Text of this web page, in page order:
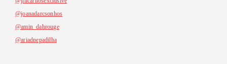
@joanadarcsonhos
@amin_dahrouge
@ariadnepadilha